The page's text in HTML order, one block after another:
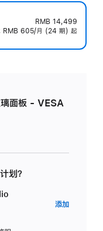
RMB 14,499
RMB 605/月 (24 期) 起
面板 - VESA
划？
添加